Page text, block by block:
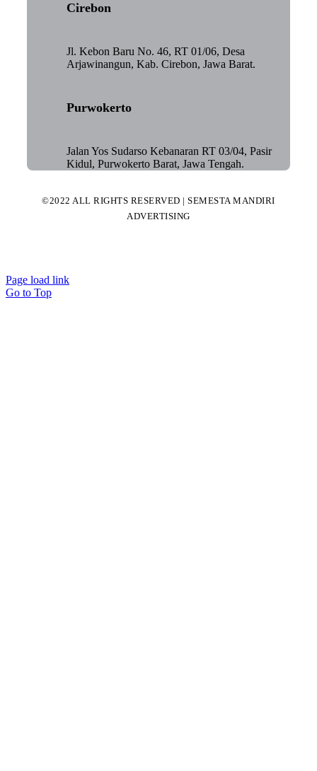
Cirebon
Jl. Kebon Baru No. 46, RT 01/06, Desa
Arjawinangun, Kab. Cirebon, Jawa Barat.
Purwokerto
Jalan Yos Sudarso Kebanaran RT 03/04, Pasir
Kidul, Purwokerto Barat, Jawa Tengah.
©2022 ALL RIGHTS RESERVED | SEMESTA MANDIRI
ADVERTISING
Page load link
Go to Top